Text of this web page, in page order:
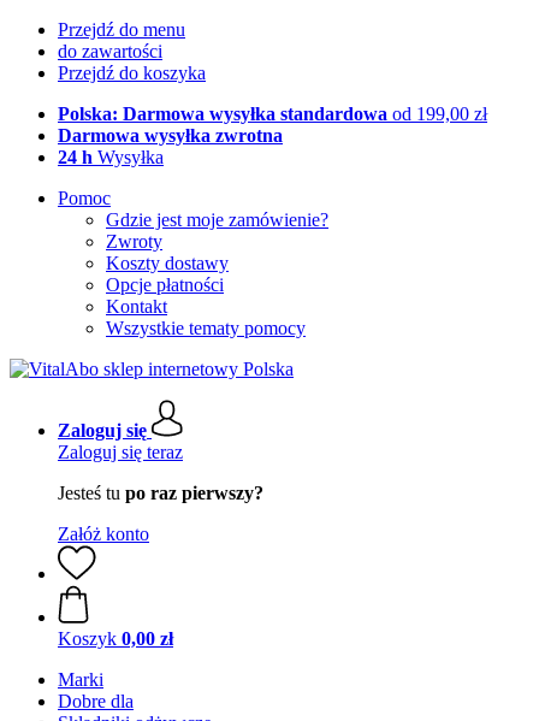
Przejdź do menu
do zawartości
Przejdź do koszyka
Polska: Darmowa wysyłka standardowa od 199,00 zł
Darmowa wysyłka zwrotna
24 h Wysyłka
Pomoc
Gdzie jest moje zamówienie?
Zwroty
Koszty dostawy
Opcje płatności
Kontakt
Wszystkie tematy pomocy
Zaloguj się
Zaloguj się teraz
Jesteś tu po raz pierwszy?
Załóż konto
Koszyk 0,00 zł
Marki
Dobre dla